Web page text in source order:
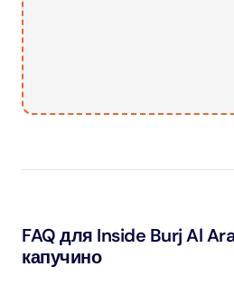
FAQ для Inside Burj Al
капучино